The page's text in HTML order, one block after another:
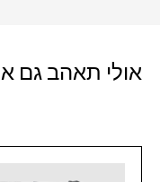
אולי תאהב גם